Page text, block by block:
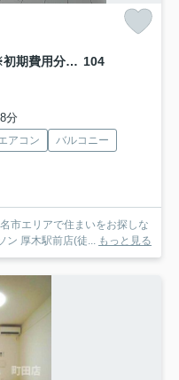
メゾンミルフィーユ海老名B号棟※初期費用分割後払いサービス利用可能物件 104
分
アコン
バルコニー
市エリアで住まいをお探しな
ン 厚木駅前店(徒... もっと見る